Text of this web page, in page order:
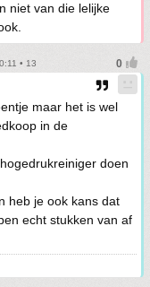
niet van die lelijke
• 13
maar het is wel
in de
doen
heb je ook kans dat
echt stukken van af